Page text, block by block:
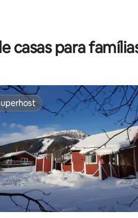
média de 5, 74 avaliações
casas para